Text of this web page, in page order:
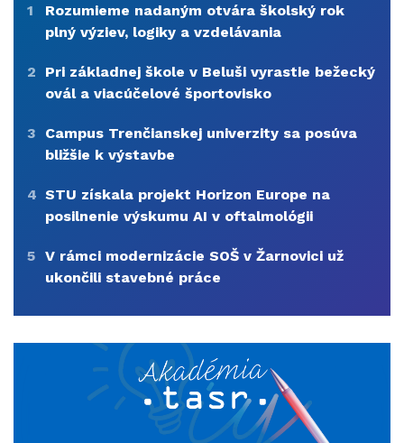
1
Rozumieme nadaným otvára školský rok
plný výziev, logiky a vzdelávania
2
Pri základnej škole v Beluši vyrastie bežecký
ovál a viacúčelové športovisko
3
Campus Trenčianskej univerzity sa posúva
bližšie k výstavbe
4 STU získala projekt Horizon Europe na
posilnenie výskumu AI v oftalmológii
5 V rámci modernizácie SOŠ v Žarnovici už
ukončili stavebné práce